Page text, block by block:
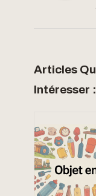
Articles
Intéresser :